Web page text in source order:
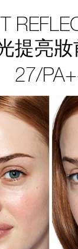
提亮
27/